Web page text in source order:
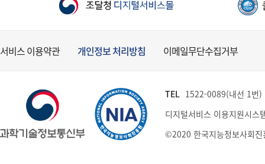
서비스 이용약관 개인정보 처리방침 이메일무단수집거부
TEL 1522-0089(내선 1번
디지털서비스 이용지원시스
©2020 한국지능정보사회진